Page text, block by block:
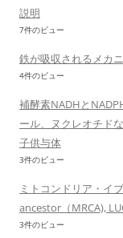
説明
7件のビュー
鉄が吸収されるメカ
4件のビュー
補酵素NADHと
ール、ヌクレオチド
子供与体
3件のビュー
ミトコンドリア・イ
ancestor（MRCA),
3件のビュー